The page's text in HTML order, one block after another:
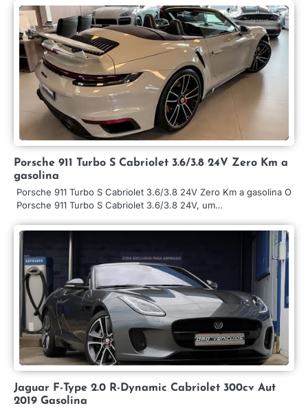
Porsche 911 Turbo S Cabriolet 3.6/3.8 24V Zero Km a
gasolina
Porsche 911 Turbo S Cabriolet 3.6/3.8 24V Zero Km a gasolina O
Porsche 911 Turbo S Cabriolet 3.6/3.8 24V, um…
Jaguar F-Type 2.0 R-Dynamic Cabriolet 300cv Aut
2019 Gasolina